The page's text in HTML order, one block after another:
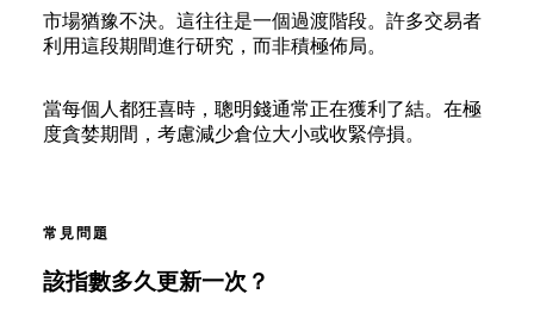
市場猶豫不決。這往往是一個過渡階段。許多交易者
利用這段期間進行研究，而非積極佈局。
當每個人都狂喜時，聰明錢通常正在獲利了結。在極
度貪婪期間，考慮減少倉位大小或收緊停損。
常見問題
該指數多久更新一次？